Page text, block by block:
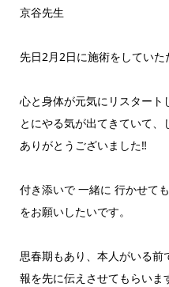
京谷先生
先日2月2日に施術をしてい
心と身体が元気にリスタート
とにやる気が出てきていて
ありがとうございました‼
付き添いで 一緒に 行かせて
をお願いしたいです。
思春期もあり、本人がいる
報を先に伝えさせてもらいま